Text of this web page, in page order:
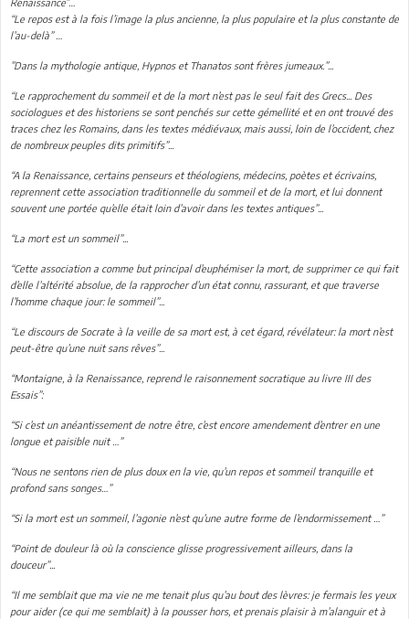
Renaissance”…
“Le repos est à la fois l’image la plus ancienne, la plus populaire et la plus constante de
l’au-delà” …
”Dans la mythologie antique, Hypnos et Thanatos sont frères jumeaux.”...
“Le rapprochement du sommeil et de la mort n’est pas le seul fait des Grecs... Des
sociologues et des historiens se sont penchés sur cette gémellité et en ont trouvé des
traces chez les Romains, dans les textes médiévaux, mais aussi, loin de l’occident, chez
de nombreux peuples dits primitifs”...
“A la Renaissance, certains penseurs et théologiens, médecins, poètes et écrivains,
reprennent cette association traditionnelle du sommeil et de la mort, et lui donnent
souvent une portée qu’elle était loin d’avoir dans les textes antiques”...
“La mort est un sommeil”...
“Cette association a comme but principal d’euphémiser la mort, de supprimer ce qui fait
d’elle l’altérité absolue, de la rapprocher d’un état connu, rassurant, et que traverse
l’homme chaque jour: le sommeil”...
“Le discours de Socrate à la veille de sa mort est, à cet égard, révélateur: la mort n’est
peut-être qu’une nuit sans rêves”...
“Montaigne, à la Renaissance, reprend le raisonnement socratique au livre III des
Essais”:
“Si c’est un anéantissement de notre être, c’est encore amendement d’entrer en une
longue et paisible nuit …”
“Nous ne sentons rien de plus doux en la vie, qu’un repos et sommeil tranquille et
profond sans songes…”
“Si la mort est un sommeil, l’agonie n’est qu’une autre forme de l’endormissement …”
“Point de douleur là où la conscience glisse progressivement ailleurs, dans la
douceur”...
“Il me semblait que ma vie ne me tenait plus qu’au bout des lèvres: je fermais les yeux
pour aider (ce qui me semblait) à la pousser hors, et prenais plaisir à m’alanguir et à